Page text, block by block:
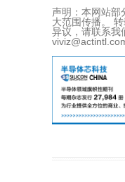
声明：本网站部
大范围传播。
异议，请联系我